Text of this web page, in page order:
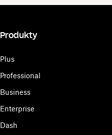
Produkty
Plus
Professional
Business
Enterprise
Dash